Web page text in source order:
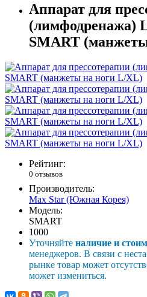
Аппарат для
(лимфодренажа)
SMART
Рейтинг:
0 отзывов
Производитель:
Max Star (Южная Корея)
Модель:
SMART
1000
Уточняйте наличие и
менеджеров. В связи с
рынке товар может
может измениться.